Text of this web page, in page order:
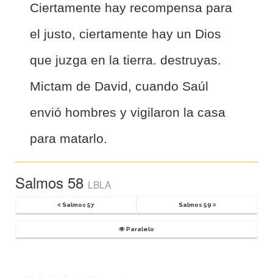
Ciertamente hay recompensa para
el justo, ciertamente hay un Dios
que juzga en la tierra. destruyas.
Mictam de David, cuando Saúl
envió hombres y vigilaron la casa
para matarlo.
Salmos 58 LBLA
Salmos 57 Salmos 59
Paralelo